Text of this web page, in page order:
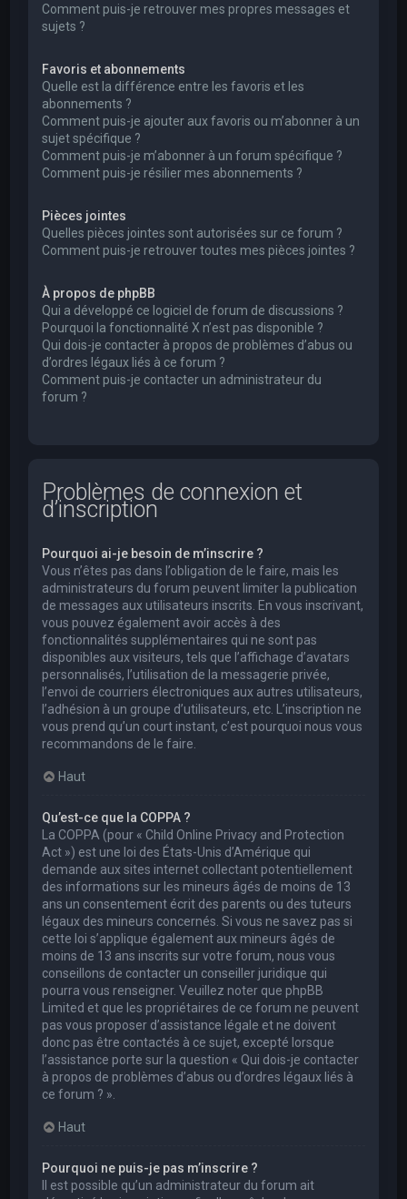
Comment puis-je retrouver mes propres messages et
sujets ?
Favoris et abonnements
Quelle est la différence entre les favoris et les
abonnements ?
Comment puis-je ajouter aux favoris ou m’abonner à un
sujet spécifique ?
Comment puis-je m’abonner à un forum spécifique ?
Comment puis-je résilier mes abonnements ?
Pièces jointes
Quelles pièces jointes sont autorisées sur ce forum ?
Comment puis-je retrouver toutes mes pièces jointes ?
À propos de phpBB
Qui a développé ce logiciel de forum de discussions ?
Pourquoi la fonctionnalité X n’est pas disponible ?
Qui dois-je contacter à propos de problèmes d’abus ou
d’ordres légaux liés à ce forum ?
Comment puis-je contacter un administrateur du
forum ?
Problèmes de connexion et
d’inscription
Pourquoi ai-je besoin de m’inscrire ?
Vous n’êtes pas dans l’obligation de le faire, mais les
administrateurs du forum peuvent limiter la publication
de messages aux utilisateurs inscrits. En vous inscrivant,
vous pouvez également avoir accès à des
fonctionnalités supplémentaires qui ne sont pas
disponibles aux visiteurs, tels que l’affichage d’avatars
personnalisés, l’utilisation de la messagerie privée,
l’envoi de courriers électroniques aux autres utilisateurs,
l’adhésion à un groupe d’utilisateurs, etc. L’inscription ne
vous prend qu’un court instant, c’est pourquoi nous vous
recommandons de le faire.
Haut
Qu’est-ce que la COPPA ?
La COPPA (pour « Child Online Privacy and Protection
Act ») est une loi des États-Unis d’Amérique qui
demande aux sites internet collectant potentiellement
des informations sur les mineurs âgés de moins de 13
ans un consentement écrit des parents ou des tuteurs
légaux des mineurs concernés. Si vous ne savez pas si
cette loi s’applique également aux mineurs âgés de
moins de 13 ans inscrits sur votre forum, nous vous
conseillons de contacter un conseiller juridique qui
pourra vous renseigner. Veuillez noter que phpBB
Limited et que les propriétaires de ce forum ne peuvent
pas vous proposer d’assistance légale et ne doivent
donc pas être contactés à ce sujet, excepté lorsque
l’assistance porte sur la question « Qui dois-je contacter
à propos de problèmes d’abus ou d’ordres légaux liés à
ce forum ? ».
Haut
Pourquoi ne puis-je pas m’inscrire ?
Il est possible qu’un administrateur du forum ait